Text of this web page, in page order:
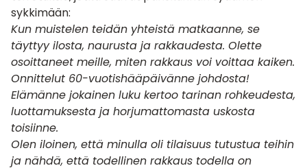
sykkimään:
Kun muistelen teidän yhteistä matkaanne, se
täyttyy ilosta, naurusta ja rakkaudesta. Olette
osoittaneet meille, miten rakkaus voi voittaa kaiken.
Onnittelut 60-vuotishääpäivänne johdosta!
Elämänne jokainen luku kertoo tarinan rohkeudesta,
luottamuksesta ja horjumattomasta uskosta
toisiinne.
Olen iloinen, että minulla oli tilaisuus tutustua teihin
ja nähdä, että todellinen rakkaus todella on